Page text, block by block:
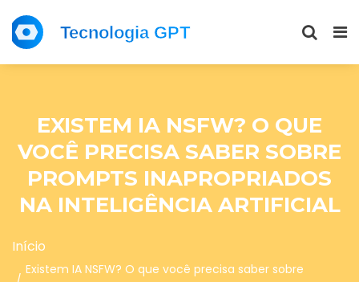
EXISTEM IA NSFW? O QUE
VOCÊ PRECISA SABER SOBRE
PROMPTS INAPROPRIADOS
NA INTELIGÊNCIA ARTIFICIAL
Início
Existem IA NSFW? O que você precisa saber sobre